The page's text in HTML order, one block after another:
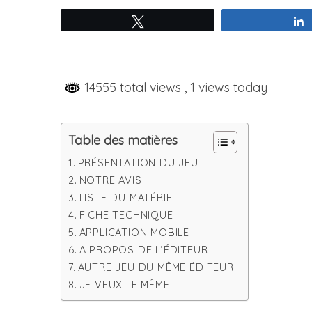
14555 total views , 1 views today
Table des matières
PRÉSENTATION DU JEU
NOTRE AVIS
LISTE DU MATÉRIEL
FICHE TECHNIQUE
APPLICATION MOBILE
A PROPOS DE L’ÉDITEUR
AUTRE JEU DU MÊME ÉDITEUR
JE VEUX LE MÊME
e
h
f
r
: